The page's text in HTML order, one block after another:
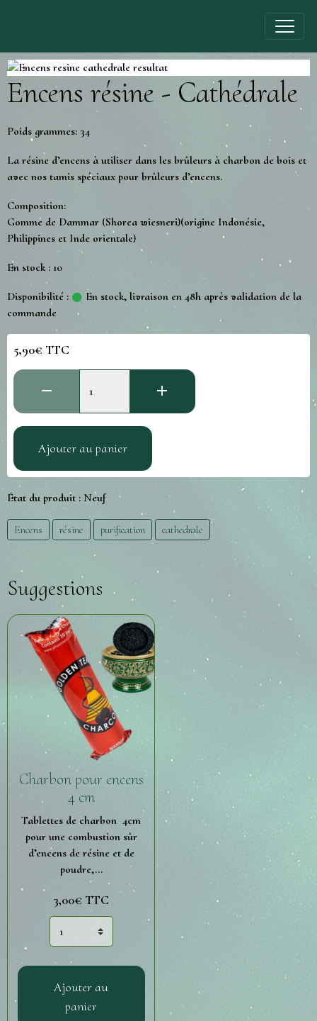
Encens résine - Cathédrale
Poids grammes: 34
La résine d’encens à utiliser dans les brûleurs à charbon de bois et
avec nos tamis spéciaux pour brûleurs d’encens.
Composition:
Gomme de Dammar (Shorea wiesneri)(origine Indonésie,
Philippines et Inde orientale)
En stock : 10
Disponibilité :
En stock, livraison en 48h après validation de la
commande
5,90€ TTC
Ajouter au panier
État du produit : Neuf
Encens résine purification cathedrale
Suggestions
Charbon pour encens
4 cm
Tablettes de charbon 4cm
pour une combustion sûr
d’encens de résine et de
poudre,...
3,00€ TTC
Ajouter au
panier